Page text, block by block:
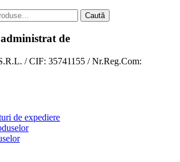
Caută
de
/ CIF: 35741155 / Nr.Reg.Com:
de expediere